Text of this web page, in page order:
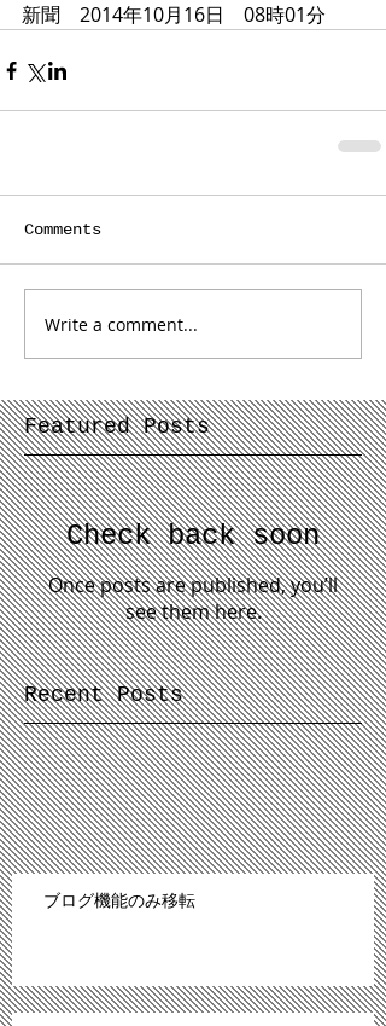
新聞　2014年10月16日　08時01分
Comments
Write a comment...
Featured Posts
Check back soon
Once posts are published, you’ll
see them here.
Recent Posts
ブログ機能のみ移転